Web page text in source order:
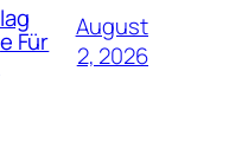
Für
August
2, 2026